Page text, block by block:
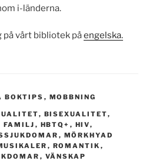
i-länderna.
vårt bibliotek påengelska.
BOKTIPS , MOBBNING
, BISEXUALITET,
FAMILJ , HBTQ+ , HIV,
, MÖRKHYAD
, ROMANTIK ,
, VÄNSKAP